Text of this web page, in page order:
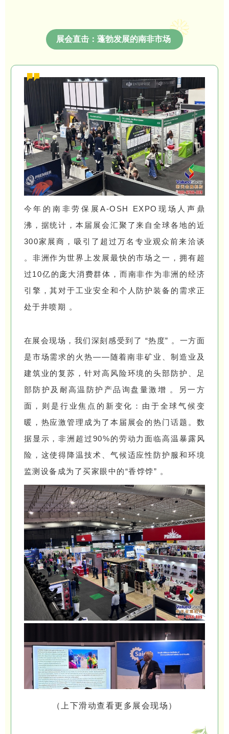
展会直击：蓬勃发展的南非市场
今年的南非劳保展A-OSH EXPO现场人声鼎
沸，据统计，本届展会汇聚了来自全球各地的近
300家展商，吸引了超过万名专业观众前来洽谈
。非洲作为世界上发展最快的市场之一，拥有超
过10亿的庞大消费群体，而南非作为非洲的经济
引擎，其对于工业安全和个人防护装备的需求正
处于井喷期 。
在展会现场，我们深刻感受到了 “热度” 。一方面
是市场需求的火热——随着南非矿业、制造业及
建筑业的复苏，针对高风险环境的头部防护、足
部防护及耐高温防护产品询盘量激增 。另一方
面，则是行业焦点的新变化：由于全球气候变
暖，热应激管理成为了本届展会的热门话题。数
据显示，非洲超过90%的劳动力面临高温暴露风
险，这使得降温技术、气候适应性防护服和环境
监测设备成为了买家眼中的“香饽饽” 。
（上下滑动查看更多展会现场）